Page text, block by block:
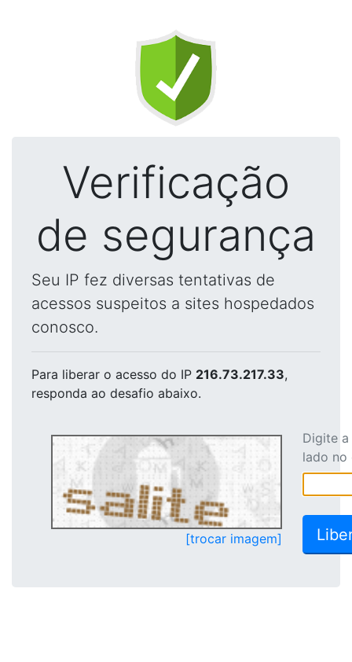
Verificação
de segurança
Seu IP fez diversas tentativas de
acessos suspeitos a sites hospedados
conosco.
Para liberar o acesso do IP 216.73.217.33,
responda ao desafio abaixo.
[trocar imagem]
Digite
lado no